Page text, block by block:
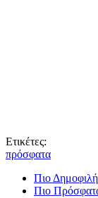
Ετικέτες:
πρόσφατα
Πιο Δημοφιλή
Πιο